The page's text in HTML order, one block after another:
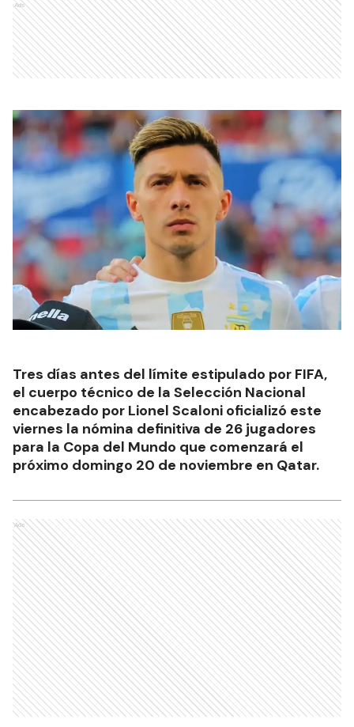
Ads
Tres días antes del límite estipulado por FIFA,
el cuerpo técnico de la Selección Nacional
encabezado por Lionel Scaloni oficializó este
viernes la nómina definitiva de 26 jugadores
para la Copa del Mundo que comenzará el
próximo domingo 20 de noviembre en Qatar.
Ads